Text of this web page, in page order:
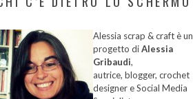
Alessia scrap & craft è un
progetto diAlessia
Gribaudi,
autrice, blogger, crochet
designer e Social Media